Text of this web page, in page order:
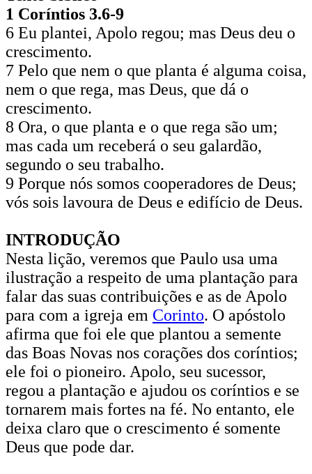
1 Coríntios 3.6-9
6 Eu plantei, Apolo regou; mas Deus deu o
crescimento.
7 Pelo que nem o que planta é alguma coisa,
nem o que rega, mas Deus, que dá o
crescimento.
8 Ora, o que planta e o que rega são um;
mas cada um receberá o seu galardão,
segundo o seu trabalho.
9 Porque nós somos cooperadores de Deus;
vós sois lavoura de Deus e edifício de Deus.
INTRODUÇÃO
Nesta lição, veremos que Paulo usa uma
ilustração a respeito de uma plantação para
falar das suas contribuições e as de Apolo
para com a igreja em Corinto. O apóstolo
afirma que foi ele que plantou a semente
das Boas Novas nos corações dos coríntios;
ele foi o pioneiro. Apolo, seu sucessor,
regou a plantação e ajudou os coríntios e se
tornarem mais fortes na fé. No entanto, ele
deixa claro que o crescimento é somente
Deus que pode dar.